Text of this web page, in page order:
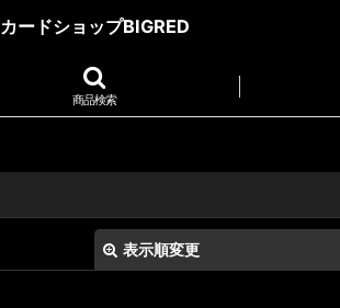
カードショップBIGRED
商品検索
表示順変更